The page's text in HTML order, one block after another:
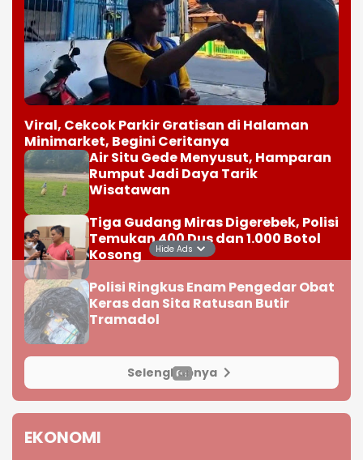
Viral, Cekcok Parkir Gratisan di Halaman
Minimarket, Begini Ceritanya
Air Situ Gede Menyusut, Hamparan
Rumput Jadi Daya Tarik
Wisatawan
Tiga Gudang Miras Digerebek, Polisi
Temukan 400 Dus dan 1.000 Botol
Kosong
Polisi Ringkus Enam Pengedar Obat
Keras dan Sita Ratusan Butir
Tramadol
Selengkapnya
EKONOMI
Hide Ads